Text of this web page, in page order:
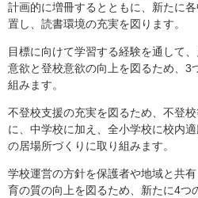
計画的に増冊するとともに、新たに
置し、読書環境の充実を図ります。
目標に向けて学習する経験を通して
意欲と登校意欲の向上を図るため、3
組みます。
不登校支援の充実を図るため、不登
に、中学校に加え、全小学校に校内
の居場所づくりに取り組みます。
学校運営の方針を保護者や地域と共
育の質の向上を図るため、新たに4つ